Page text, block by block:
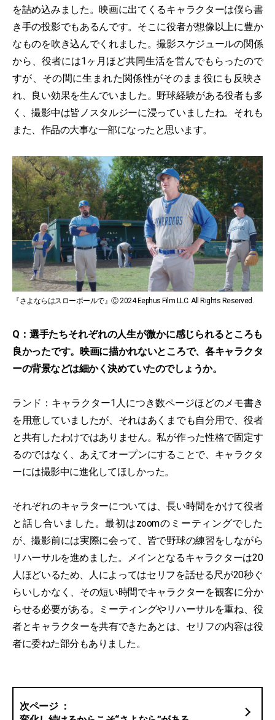
を詰め込みました。映画に出てくるキャラクターは僕ら書
き手の投影でもあるんです。そこに役者が想像以上に豊か
なものを吹き込んでくれました。撮影スケジュールの関係
から、役者には1ヶ月ほど共同生活を営んでもらったので
すが、その間に生まれた関係性がそのまま役にも反映さ
れ、良い効果を生んでいました。野球経験がある役者も多
く、撮影中は皆ノスタルジーに浸っていましたね。それも
また、作品の大事な一部になったと思います。
『さよならはスローボールで』Ⓒ 2024 Eephus Film LLC. All Rights Reserved.
Q：選手たちそれぞれの人生が微かに感じられるところも
良かったです。映画に描かれないところで、各キャラクタ
ーの背景などは細かく決めていたのでしょうか。
ランド：キャラクター1人につき数ページほどのメモ書き
を用意していましたが、それはあくまでも自分用で、役者
と共有したわけではありません。私が作った性格で固定す
るのではなく、あえてオープンにすることで、キャラクタ
ーには撮影中に進化してほしかった。
それぞれのキャラターについては、長い時間をかけて役者
と話し合いました。最初はzoomのミーティングでした
が、撮影前には実際に会って、皆で野球の練習をしながら
リハーサルを進めました。メインとなるキャラクターは20
人ほどいるため、人によってはセリフを話せる尺が20秒ぐ
らいしかなく、その短い時間でキャラクターを観客に分か
らせる必要がある。ミーティングやリハーサルを重ね、役
者とキャラクターを共有できたあとは、セリフの内容は役
者に委ねた部分もありました。